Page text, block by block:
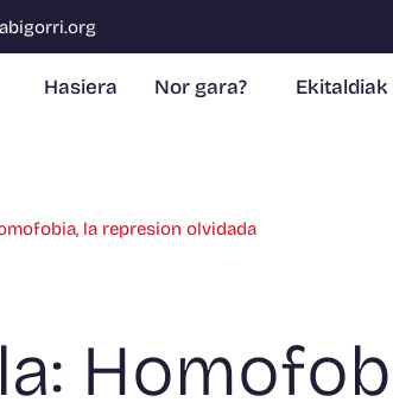
Hasiera Nor gara? Ekitaldiak
la represion olvidada